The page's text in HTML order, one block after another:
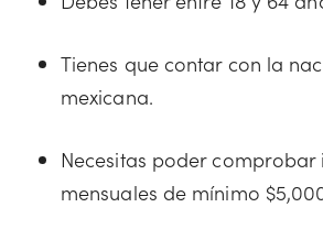
Tienes que contar con la
mexicana.
Necesitas poder comprobar
mensuales de mínimo